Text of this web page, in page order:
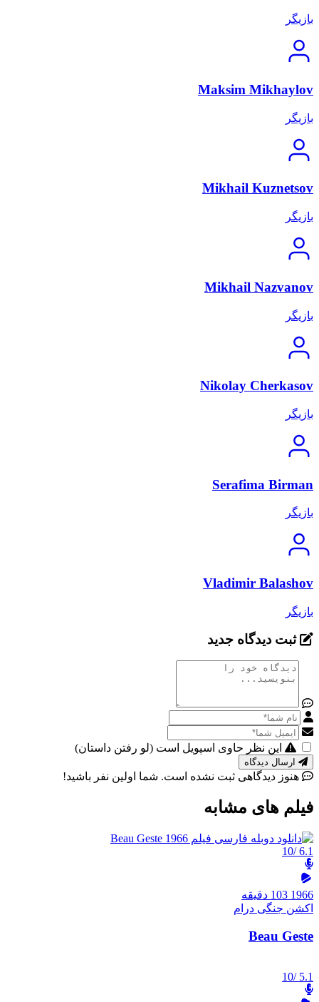
بازیگر
Maksim Mikhaylov
بازیگر
Mikhail Kuznetsov
بازیگر
Mikhail Nazvanov
بازیگر
Nikolay Cherkasov
بازیگر
Serafima Birman
بازیگر
Vladimir Balashov
بازیگر
ثبت دیدگاه جدید
این نظر حاوی اسپویل است (لو رفتن داستان)
هنوز دیدگاهی ثبت نشده است. شما اولین نفر باشید!
فیلم های مشابه
6.1
/10
1966 103 دقیقه
اکشن جنگی درام
Beau Geste
5.1
/10